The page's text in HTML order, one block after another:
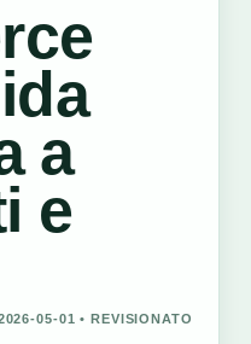
a
e
05-01 • REVISIONATO